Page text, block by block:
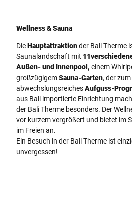
Wellness & Sauna
DieHauptattraktionder Bali Therme
Saunalandschaft mit 11
Außen- und Innenpool, einem
großzügigemSauna-Garten, der
abwechslungsreichesAufguss-
aus Bali importierte Einrichtung
der Bali Therme besonders. Der
vor kurzem vergrößert und bietet im
im Freien an.
Ein Besuch in der Bali Therme ist
unvergessen!